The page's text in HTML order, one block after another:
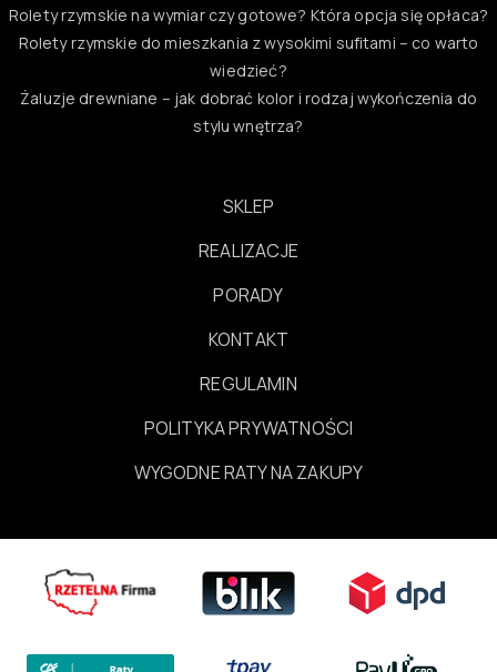
Rolety rzymskie na wymiar czy gotowe? Która opcja się opłaca?
Rolety rzymskie do mieszkania z wysokimi sufitami – co warto
wiedzieć?
Żaluzje drewniane – jak dobrać kolor i rodzaj wykończenia do
stylu wnętrza?
SKLEP
REALIZACJE
PORADY
KONTAKT
REGULAMIN
POLITYKA PRYWATNOŚCI
WYGODNE RATY NA ZAKUPY